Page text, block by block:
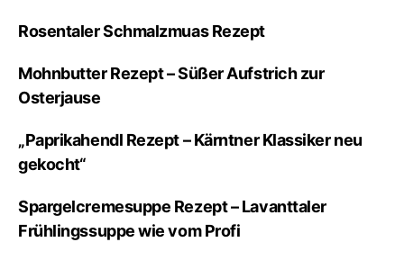
Rosentaler Schmalzmuas Rezept
Mohnbutter Rezept – Süßer Aufstrich zur
Osterjause
„Paprikahendl Rezept – Kärntner Klassiker neu
gekocht“
Spargelcremesuppe Rezept – Lavanttaler
Frühlingssuppe wie vom Profi